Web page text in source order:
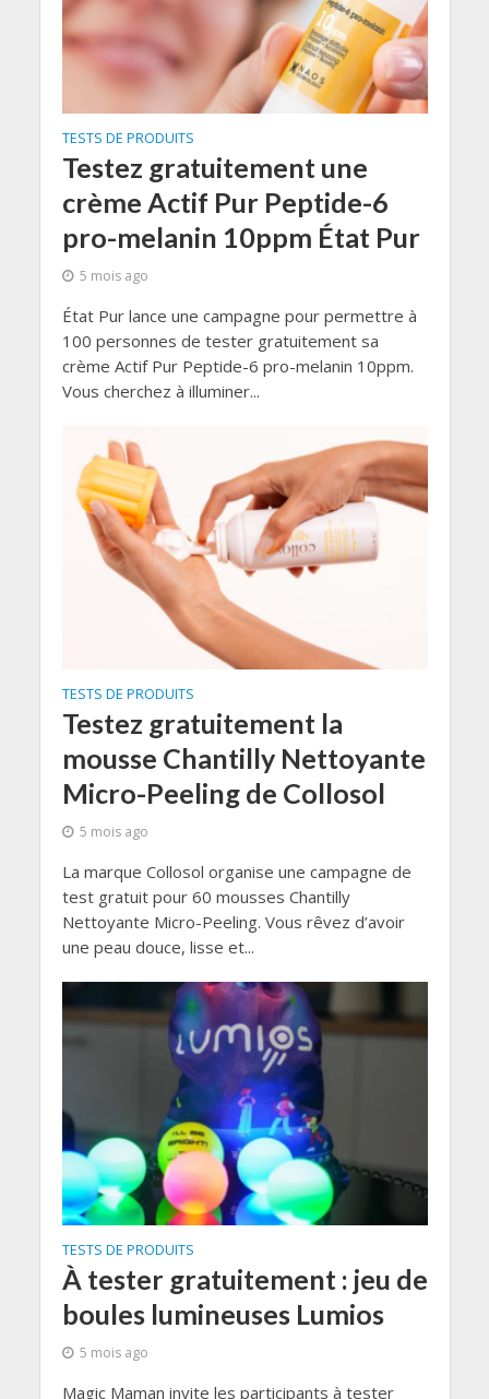
TESTS DE PRODUITS
Testez gratuitement une
crème Actif Pur Peptide-6
pro-melanin 10ppm État Pur
5 mois ago
État Pur lance une campagne pour permettre à
100 personnes de tester gratuitement sa
crème Actif Pur Peptide-6 pro-melanin 10ppm.
Vous cherchez à illuminer...
TESTS DE PRODUITS
Testez gratuitement la
mousse Chantilly Nettoyante
Micro-Peeling de Collosol
5 mois ago
La marque Collosol organise une campagne de
test gratuit pour 60 mousses Chantilly
Nettoyante Micro-Peeling. Vous rêvez d’avoir
une peau douce, lisse et...
TESTS DE PRODUITS
À tester gratuitement : jeu de
boules lumineuses Lumios
5 mois ago
Magic Maman invite les participants à tester